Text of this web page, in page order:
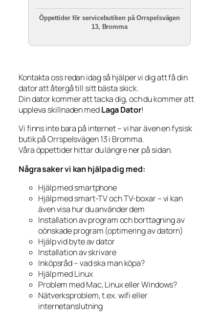
Öppettider för servicebutiken på Orrspelsvägen
13, Bromma
Kontakta oss redan idag så hjälper vi dig att få din
dator att återgå till sitt bästa skick.
Din dator kommer att tacka dig, och du kommer att
uppleva skillnaden medLaga Dator!
Vi finns inte bara på internet – vi har även en fysisk
butik på Orrspelsvägen 13 i Bromma.
Våra öppettider hittar du längre ner på sidan.
Några saker vi kan hjälpa dig med:
Hjälp med smartphone
Hjälp med smart-TV och TV-boxar – vi kan
även visa hur du använder dem
Installation av program och borttagning av
oönskade program (optimering av datorn)
Hjälp vid byte av dator
Installation av skrivare
Inköpsråd – vad ska man köpa?
Hjälp med Linux
Problem med Mac, Linux eller Windows?
Nätverksproblem, t.ex. wifi eller
internetanslutning